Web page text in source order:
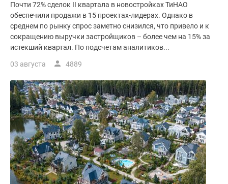
Почти 72% сделок II квартала в новостройках ТиНАО
обеспечили продажи в 15 проектах-лидерах. Однако в
среднем по рынку спрос заметно снизился, что привело и к
сокращению выручки застройщиков – более чем на 15% за
истекший квартал. По подсчетам аналитиков...
03 августа 4889